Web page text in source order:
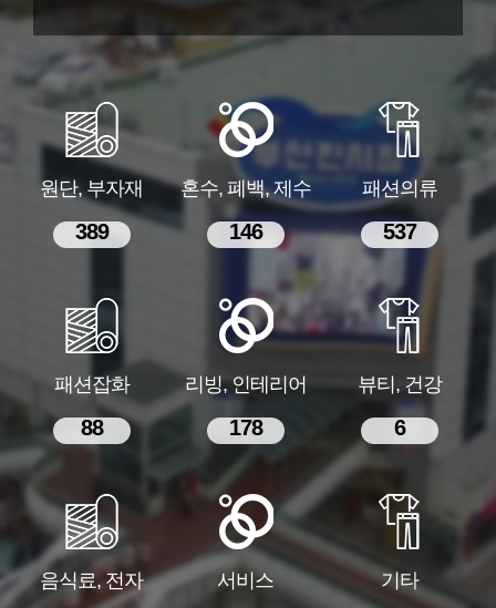
원단, 부자재
389
혼수, 폐백, 제수
146
패션의류
537
패션잡화
88
리빙, 인테리어
178
뷰티, 건강
6
음식료, 전자 서비스 기타